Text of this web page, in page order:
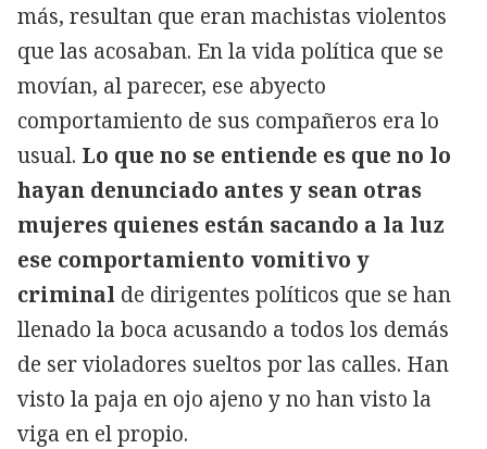
más, resultan que eran machistas violentos
que las acosaban. En la vida política que se
movían, al parecer, ese abyecto
comportamiento de sus compañeros era lo
usual. Lo que no se entiende es que no lo
hayan denunciado antes y sean otras
mujeres quienes están sacando a la luz
ese comportamiento vomitivo y
criminal de dirigentes políticos que se han
llenado la boca acusando a todos los demás
de ser violadores sueltos por las calles. Han
visto la paja en ojo ajeno y no han visto la
viga en el propio.